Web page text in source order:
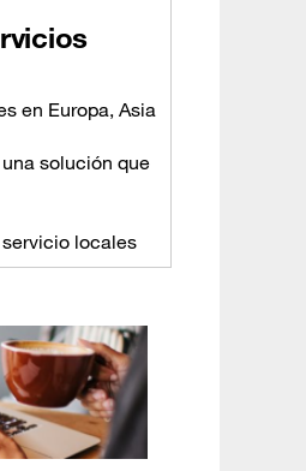
en Europa, Asia
solución que
locales